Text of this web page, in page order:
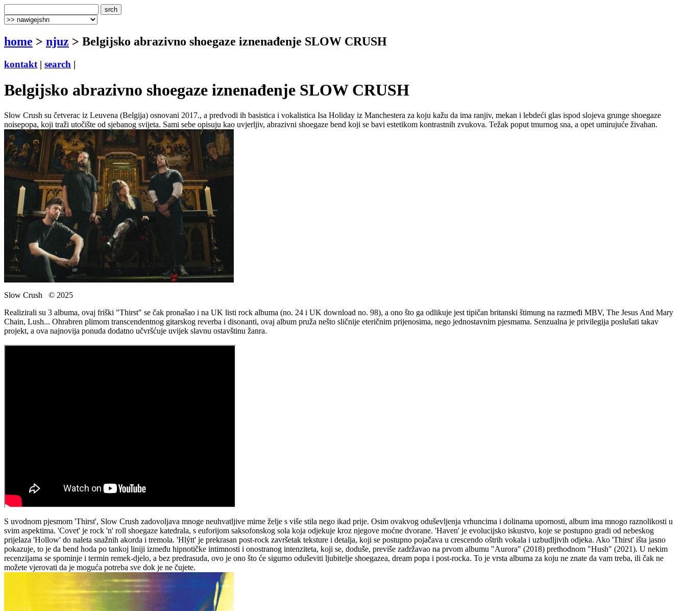
home > njuz > Belgijsko abrazivno shoegaze iznenađenje SLOW CRUSH
kontakt | search |
Belgijsko abrazivno shoegaze iznenađenje SLOW CRUSH
Slow Crush su četverac iz Leuvena (Belgija) osnovani 2017., a predvodi ih basistica i vokalistica Isa Holiday iz Manchestera za koju kažu da ima ranjiv, mekan i lebdeći glas ispod slojeva grunge shoegaze
noisepopa, koji traži utočište od sjebanog svijeta. Sami sebe opisuju kao uvjerljiv, abrazivni shoegaze bend koji se bavi estetikom kontrastnih zvukova. Težak poput tmurnog sna, a opet umirujuće živahan.
Slow Crush © 2025
Realizirali su 3 albuma, ovaj friški "Thirst" se čak pronašao i na UK listi rock albuma (no. 24 i UK download no. 98), a ono što ga odlikuje jest tipičan britanski štimung na razmeđi MBV, The Jesus And Mary
Chain, Lush... Ohrabren plimom transcendentnog gitarskog reverba i disonanti, ovaj album pruža nešto sličnije eteričnim prijenosima, nego jednostavnim pjesmama. Senzualna je privilegija poslušati takav
projekt, a ova najnovija ponuda dodatno učvršćuje uvijek slavnu ostavštinu žanra.
S uvodnom pjesmom 'Thirst', Slow Crush zadovoljava mnoge neuhvatljive mirne želje s više stila nego ikad prije. Osim ovakvog oduševljenja vrhuncima i dolinama upornosti, album ima mnogo raznolikosti u
svim aspektima. 'Covet' je rock 'n' roll shoegaze katedrala, s euforijom saksofonskog sola koja odjekuje kroz njegove moćne dvorane. 'Haven' je evolucijsko iskustvo, koje se postupno gradi od nebeskog
prijelaza 'Hollow' do naleta snažnih akorda i tremola. 'Hlýtt' je prekrasan post-rock završetak teksture i detalja, koji se postupno pojačava u crescendo oštrih vokala i uzbudljivih odjeka. Ako 'Thirst' išta jasno
pokazuje, to je da bend hoda po tankoj liniji između hipnotičke intimnosti i onostranog intenziteta, koji se, doduše, previše zadržavao na prvom albumu "Aurora" (2018) prethodnom "Hush" (2021). U nekim
recenzijama se spominje i termin remek-djelo, a bez predrasuda, ovo je ono što će sigurno oduševiti ljubitelje shoegazea, dream popa i post-rocka. To je vrsta albuma za koju ne znate da vam treba, ili čak ne
možete vjerovati da je moguća potreba sve dok je ne čujete.